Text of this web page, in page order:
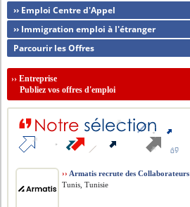
›› Emploi Centre d'Appel
›› Immigration emploi à l'étranger
Parcourir les Offres
››Entreprise
Publiez vos offres d'emploi
›› Armatis recrute des Collaborateurs
Tunis, Tunisie